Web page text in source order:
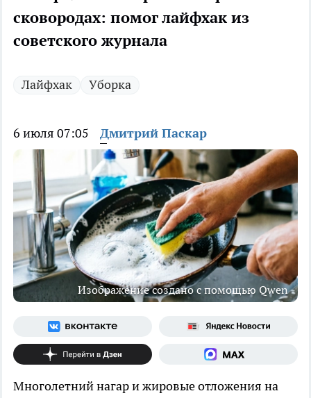
сковородах: помог лайфхак из
советского журнала
Лайфхак Уборка
6 июля 07:05 Дмитрий Паскар
Изображение создано с помощью Qwen
Многолетний нагар и жировые отложения на